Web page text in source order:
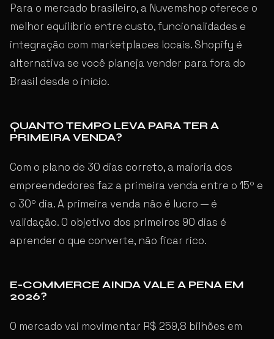
Para o mercado brasileiro, a Nuvemshop oferece o
melhor equilíbrio entre custo, funcionalidades e
integração com marketplaces locais. Shopify é
alternativa se você planeja vender para fora do
Brasil desde o início.
QUANTO TEMPO LEVA PARA TER A
PRIMEIRA VENDA?
Com o plano de 30 dias correto, a maioria dos
empreendedores faz a primeira venda entre o 15º e
o 30º dia. A primeira venda não é lucro — é
validação. O objetivo dos primeiros 90 dias é
aprender o que converte, não ficar rico.
E-COMMERCE AINDA VALE A PENA EM
2026?
O mercado vai movimentar R$ 259,8 bilhões em